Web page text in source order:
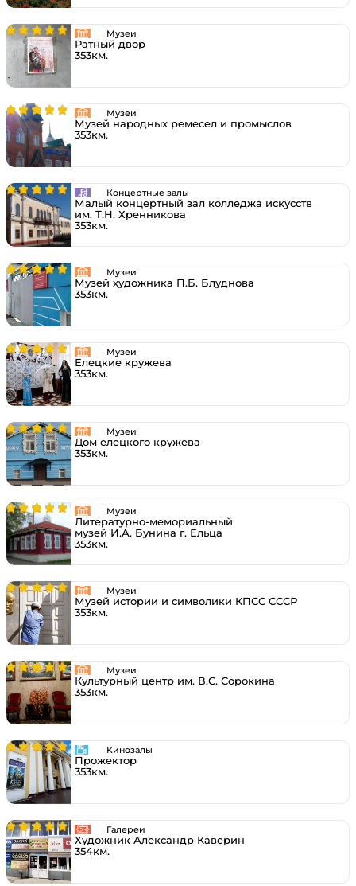
Музеи
Ратный двор
353км.
Музеи
Музей народных ремесел и промыслов
353км.
Концертные залы
Малый концертный зал колледжа искусств
им. Т.Н. Хренникова
353км.
Музеи
Музей художника П.Б. Блуднова
353км.
Музеи
Елецкие кружева
353км.
Музеи
Дом елецкого кружева
353км.
Музеи
Литературно-мемориальный
музей И.А. Бунина г. Ельца
353км.
Музеи
Музей истории и символики КПСС СССР
353км.
Музеи
Культурный центр им. В.С. Сорокина
353км.
Кинозалы
Прожектор
353км.
Галереи
Художник Александр Каверин
354км.